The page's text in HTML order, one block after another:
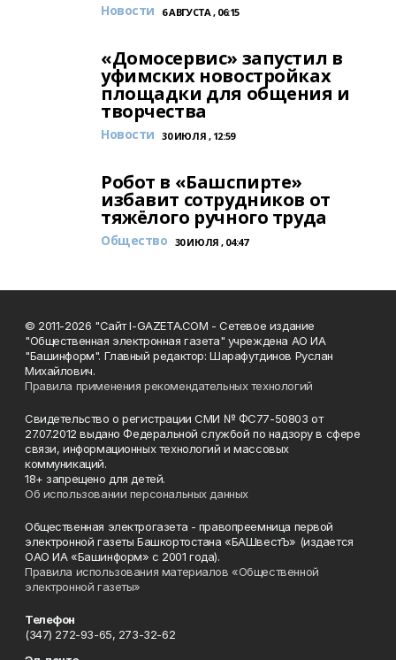
Новости 6 АВГУСТА , 06:15
«Домосервис» запустил в
уфимских новостройках
площадки для общения и
творчества
Новости 30 ИЮЛЯ , 12:59
Робот в «Башспирте»
избавит сотрудников от
тяжёлого ручного труда
Общество 30 ИЮЛЯ , 04:47
© 2011-2026 "Сайт I-GAZETA.COM - Сетевое издание
"Общественная электронная газета" учреждена АО ИА
"Башинформ". Главный редактор: Шарафутдинов Руслан
Михайлович.
Правила применения рекомендательных технологий
Свидетельство о регистрации СМИ № ФС77-50803 от
27.07.2012 выдано Федеральной службой по надзору в сфере
связи, информационных технологий и массовых
коммуникаций.
18+ запрещено для детей.
Об использовании персональных данных
Общественная электрогазета - правопреемница первой
электронной газеты Башкортостана «БАШвестЪ» (издается
ОАО ИА «Башинформ» с 2001 года).
Правила использования материалов «Общественной
электронной газеты»
Телефон
(347) 272-93-65, 273-32-62